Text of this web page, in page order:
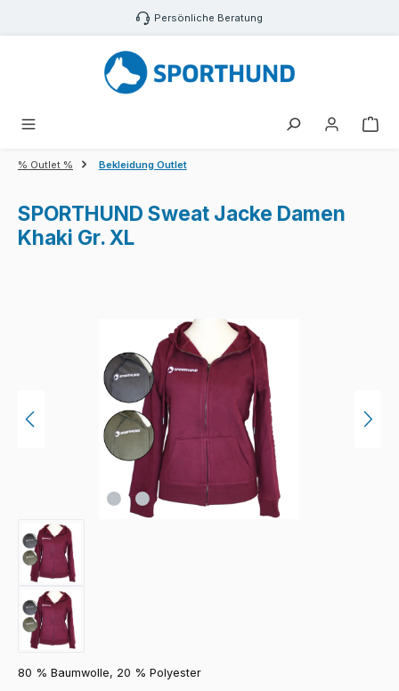
Zum Hauptinhalt springen Persönliche Beratung
% Outlet % Bekleidung Outlet
SPORTHUND Sweat Jacke Damen
Khaki Gr. XL
80 % Baumwolle, 20 % Polyester